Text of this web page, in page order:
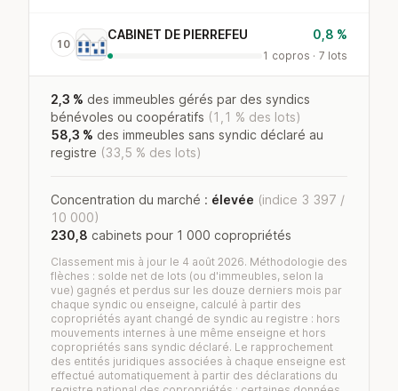
10
CABINET DE PIERREFEU 0,8 %
1 copros · 7 lots
2,3 % des immeubles gérés par des syndics
bénévoles ou coopératifs (1,1 % des lots)
58,3 % des immeubles sans syndic déclaré au
registre (33,5 % des lots)
Concentration du marché : élevée (indice 3 397 /
10 000)
230,8 cabinets pour 1 000 copropriétés
Classement mis à jour le 4 août 2026. Méthodologie des
flèches : solde net de lots (ou d'immeubles, selon la
vue) gagnés et perdus sur les douze derniers mois par
chaque syndic ou enseigne, calculé à partir des
copropriétés ayant changé de syndic au registre : hors
mouvements internes à une même enseigne et hors
copropriétés sans syndic déclaré. Le rapprochement
des entités juridiques associées à chaque enseigne est
effectué automatiquement à partir des déclarations du